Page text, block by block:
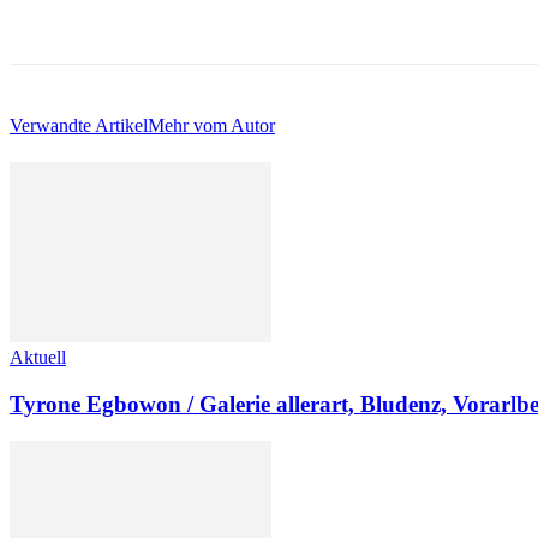
Verwandte ArtikelMehr vom Autor
Aktuell
Tyrone Egbowon / Galerie allerart, Bludenz,